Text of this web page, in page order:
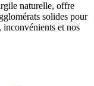
naturelle, offre
solides pour
inconvénients et nos